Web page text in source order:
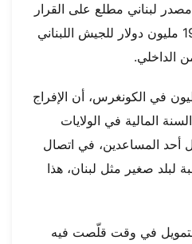
لبناني مطلع على القرار
قوله، إن التمويل يشمل 190 مليون دولار للجيش اللبناني
في الكونغرس، أن الإفراج
المالية في الولايات
أيلول. وقال أحد المساعدين، في اتصال
لبلد صغير مثل لبنان، هذا
في وقت قلّصت فيه